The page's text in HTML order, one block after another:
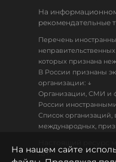
На
рекомендательные
Перечень
которых признана
В России признаны
организации: ↓
Организации, СМИ и
России
Список организаций,
международных,
18+
На нашем сайте